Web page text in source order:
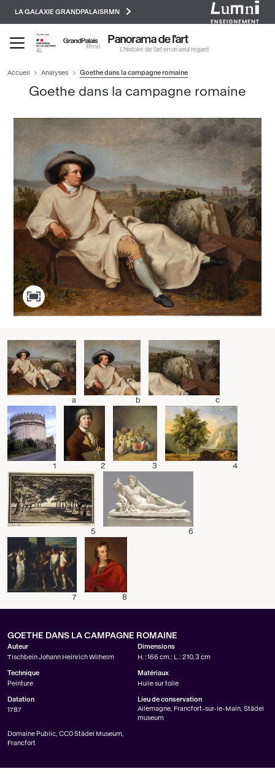
principal
LA GALAXIE GRANDPALAISRMN
Panorama de l'art
L’histoire de l’art en un seul regard
Accueil Analyses Goethe dans la campagne romaine
Goethe dans la campagne romaine
a b c
1 2 3 4
5 6
7 8
GOETHE DANS LA CAMPAGNE ROMAINE
Auteur
Tischbein Johann Heinrich Wilhelm
Dimensions
H. : 166 cm ; L. : 210,3 cm
Technique
Peinture
Matériaux
Huile sur toile
Datation
1787
Lieu de conservation
Allemagne, Francfort-sur-le-Main, Städel
museum
Domaine Public, CC0 Städel Museum,
Francfort